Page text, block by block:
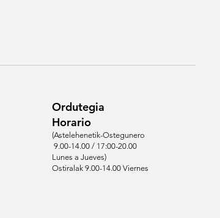
Ordutegia
Horario
(Astelehenetik-Ostegunero
9.00-14.00 / 17:00-20.00
Lunes a Jueves)
Ostiralak 9.00-14.00 Viernes